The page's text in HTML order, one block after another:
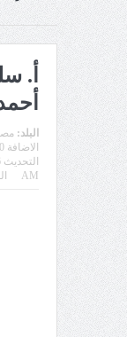
أ.
البلد:
الاضافة 6/21/2010 11:42:29 PM
AM